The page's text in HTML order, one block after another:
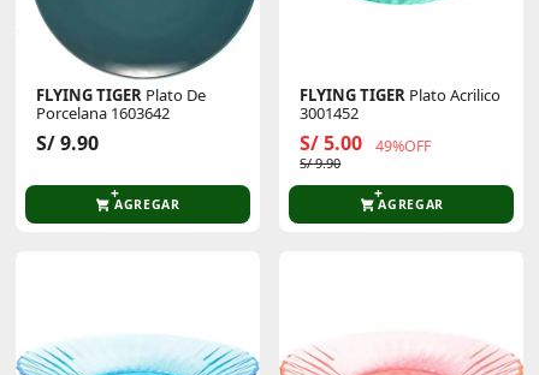
FLYING TIGER Plato De
Porcelana 1603642
S/ 9.90
AGREGAR
FLYING TIGER Plato Acrilico
3001452
S/ 5.00 49%OFF
S/ 9.90
AGREGAR